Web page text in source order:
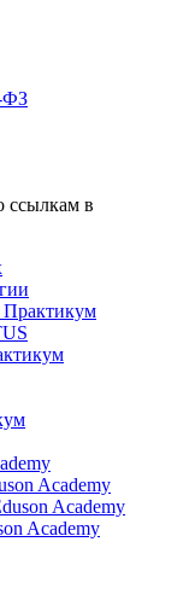
ссылкам в
Практикум
Academy
Academy
Academy